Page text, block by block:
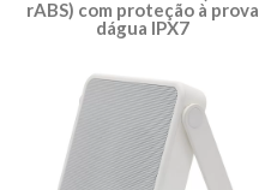
rABS) com proteção à prova
dágua IPX7